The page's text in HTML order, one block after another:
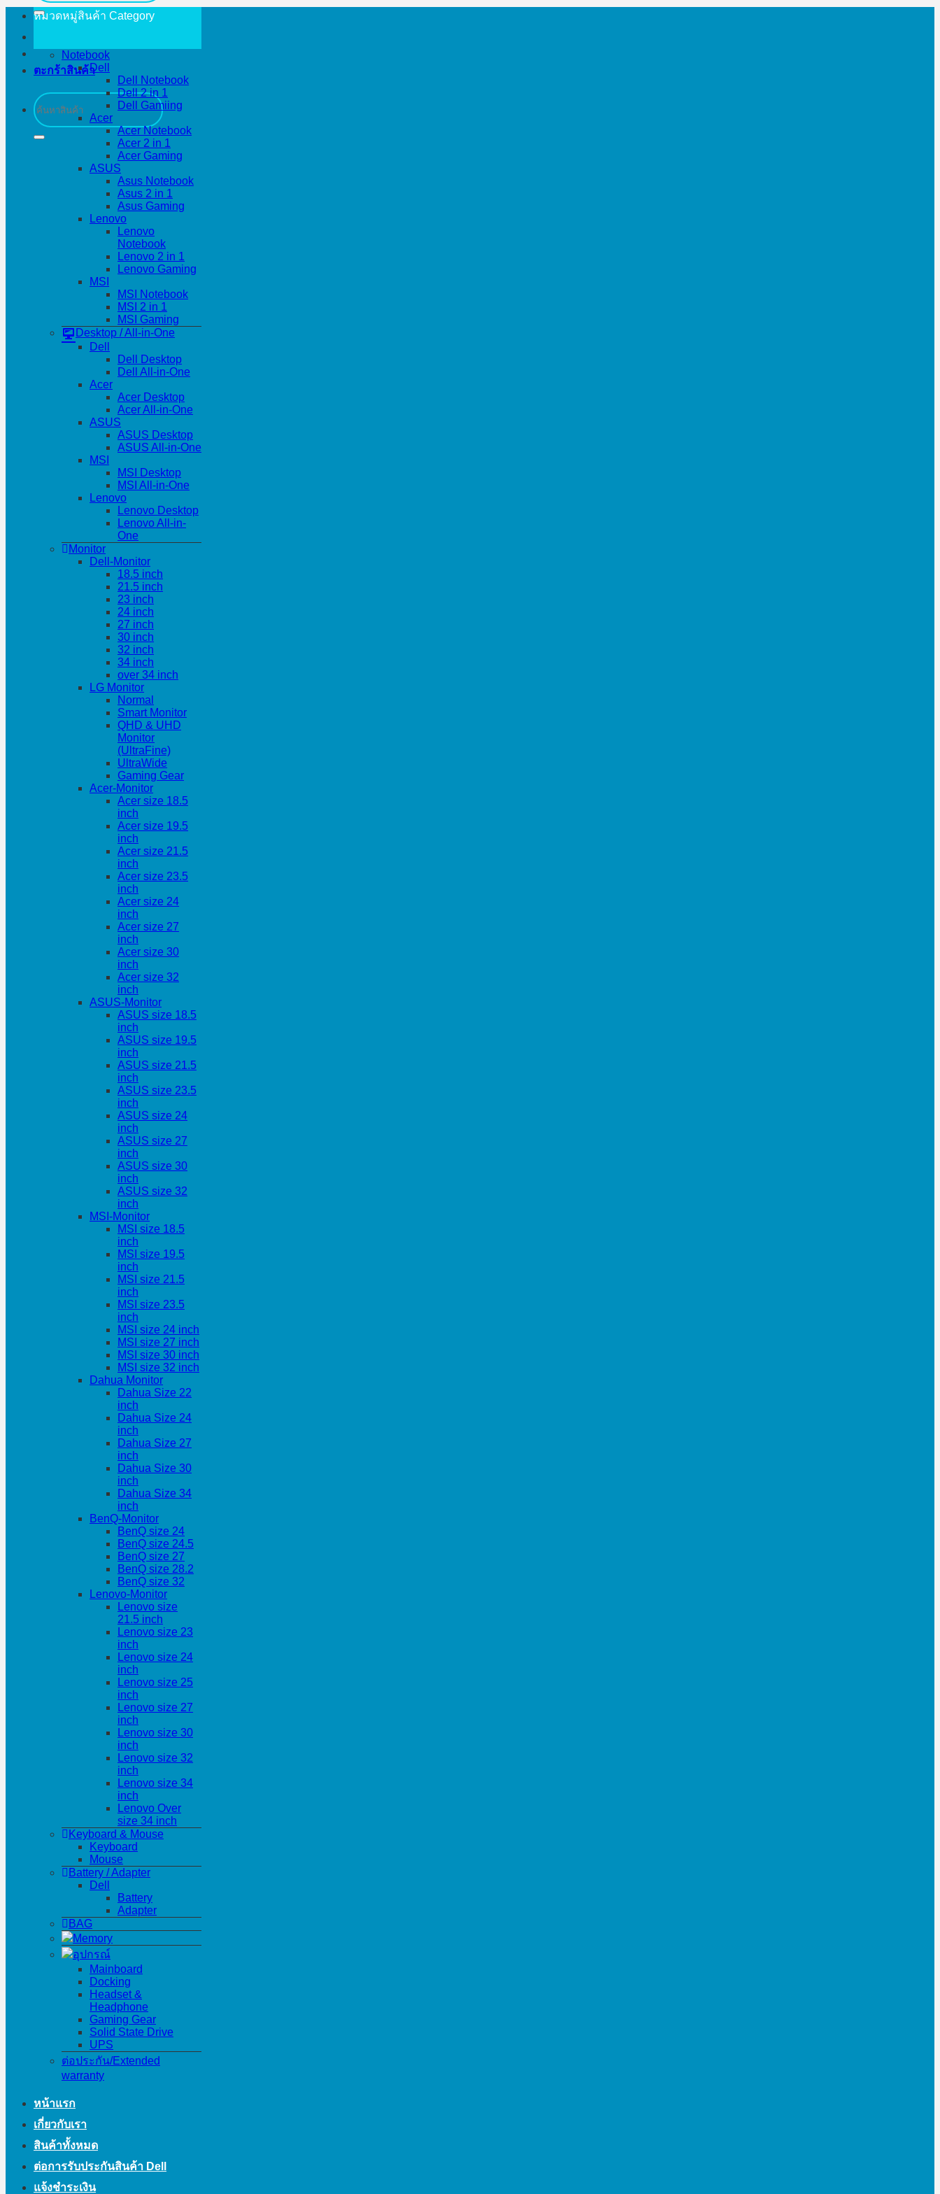
ตะกร้าสินค้า
ค้นหา:
หมวดหมู่สินค้า Category
Notebook
Dell
Dell Notebook
Dell 2 in 1
Dell Gamiing
Acer
Acer Notebook
Acer 2 in 1
Acer Gaming
ASUS
Asus Notebook
Asus 2 in 1
Asus Gaming
Lenovo
Lenovo
Notebook
Lenovo 2 in 1
Lenovo Gaming
MSI
MSI Notebook
MSI 2 in 1
MSI Gaming
Desktop / All-in-One
Dell
Dell Desktop
Dell All-in-One
Acer
Acer Desktop
Acer All-in-One
ASUS
ASUS Desktop
ASUS All-in-One
MSI
MSI Desktop
MSI All-in-One
Lenovo
Lenovo Desktop
Lenovo All-in-
One
Monitor
Dell-Monitor
18.5 inch
21.5 inch
23 inch
24 inch
27 inch
30 inch
32 inch
34 inch
over 34 inch
LG Monitor
Normal
Smart Monitor
QHD & UHD
Monitor
(UltraFine)
UltraWide
Gaming Gear
Acer-Monitor
Acer size 18.5
inch
Acer size 19.5
inch
Acer size 21.5
inch
Acer size 23.5
inch
Acer size 24
inch
Acer size 27
inch
Acer size 30
inch
Acer size 32
inch
ASUS-Monitor
ASUS size 18.5
inch
ASUS size 19.5
inch
ASUS size 21.5
inch
ASUS size 23.5
inch
ASUS size 24
inch
ASUS size 27
inch
ASUS size 30
inch
ASUS size 32
inch
MSI-Monitor
MSI size 18.5
inch
MSI size 19.5
inch
MSI size 21.5
inch
MSI size 23.5
inch
MSI size 24 inch
MSI size 27 inch
MSI size 30 inch
MSI size 32 inch
Dahua Monitor
Dahua Size 22
inch
Dahua Size 24
inch
Dahua Size 27
inch
Dahua Size 30
inch
Dahua Size 34
inch
BenQ-Monitor
BenQ size 24
BenQ size 24.5
BenQ size 27
BenQ size 28.2
BenQ size 32
Lenovo-Monitor
Lenovo size
21.5 inch
Lenovo size 23
inch
Lenovo size 24
inch
Lenovo size 25
inch
Lenovo size 27
inch
Lenovo size 30
inch
Lenovo size 32
inch
Lenovo size 34
inch
Lenovo Over
size 34 inch
Keyboard & Mouse
Keyboard
Mouse
Battery / Adapter
Dell
Battery
Adapter
BAG
Memory
อุปกรณ์
Mainboard
Docking
Headset &
Headphone
Gaming Gear
Solid State Drive
UPS
ต่อประกัน/Extended
warranty
หน้าแรก
เกี่ยวกับเรา
สินค้าทั้งหมด
ต่อการรับประกันสินค้า Dell
แจ้งชำระเงิน